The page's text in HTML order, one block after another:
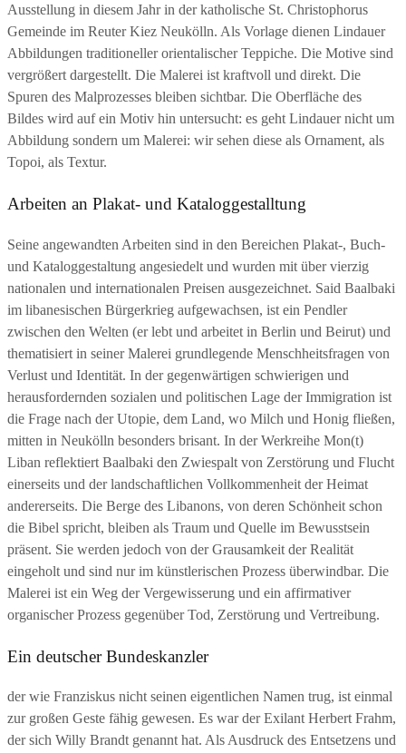
Ausstellung in diesem Jahr in der katholische St. Christophorus
Gemeinde im Reuter Kiez Neukölln. Als Vorlage dienen Lindauer
Abbildungen traditioneller orientalischer Teppiche. Die Motive sind
vergrößert dargestellt. Die Malerei ist kraftvoll und direkt. Die
Spuren des Malprozesses bleiben sichtbar. Die Oberfläche des
Bildes wird auf ein Motiv hin untersucht: es geht Lindauer nicht um
Abbildung sondern um Malerei: wir sehen diese als Ornament, als
Topoi, als Textur.
Arbeiten an Plakat- und Kataloggestalltung
Seine angewandten Arbeiten sind in den Bereichen Plakat-, Buch-
und Kataloggestaltung angesiedelt und wurden mit über vierzig
nationalen und internationalen Preisen ausgezeichnet. Said Baalbaki
im libanesischen Bürgerkrieg aufgewachsen, ist ein Pendler
zwischen den Welten (er lebt und arbeitet in Berlin und Beirut) und
thematisiert in seiner Malerei grundlegende Menschheitsfragen von
Verlust und Identität. In der gegenwärtigen schwierigen und
herausfordernden sozialen und politischen Lage der Immigration ist
die Frage nach der Utopie, dem Land, wo Milch und Honig fließen,
mitten in Neukölln besonders brisant. In der Werkreihe Mon(t)
Liban reflektiert Baalbaki den Zwiespalt von Zerstörung und Flucht
einerseits und der landschaftlichen Vollkommenheit der Heimat
andererseits. Die Berge des Libanons, von deren Schönheit schon
die Bibel spricht, bleiben als Traum und Quelle im Bewusstsein
präsent. Sie werden jedoch von der Grausamkeit der Realität
eingeholt und sind nur im künstlerischen Prozess überwindbar. Die
Malerei ist ein Weg der Vergewisserung und ein affirmativer
organischer Prozess gegenüber Tod, Zerstörung und Vertreibung.
Ein deutscher Bundeskanzler
der wie Franziskus nicht seinen eigentlichen Namen trug, ist einmal
zur großen Geste fähig gewesen. Es war der Exilant Herbert Frahm,
der sich Willy Brandt genannt hat. Als Ausdruck des Entsetzens und